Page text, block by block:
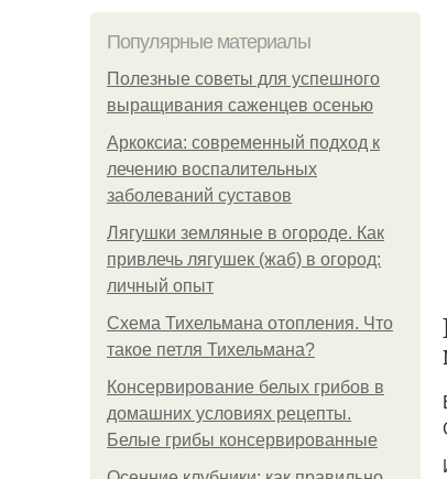
Популярные материалы
Полезные советы для успешного
выращивания саженцев осенью
Аркоксиа: современный подход к
лечению воспалительных
заболеваний суставов
Лягушки земляные в огороде. Как
привлечь лягушек (жаб) в огород:
личный опыт
Схема Тихельмана отопления. Что
такое петля Тихельмана?
Консервирование белых грибов в
домашних условиях рецепты.
Белые грибы консервированные